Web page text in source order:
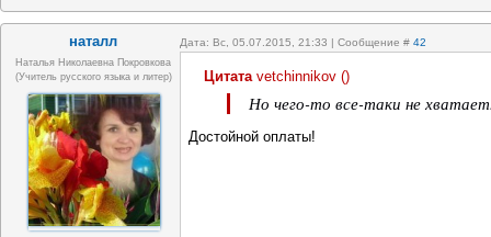
наталл Дата: Вс, 05.07.2015, 21:33 | Сообщение # 42
Наталья Николаевна Покровкова
(учитель русского языка и литер)
Цитата vetchinnikov ()
Но чего-то все-таки не
Достойной оплаты!